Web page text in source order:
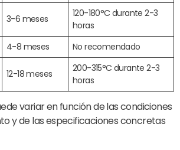
3-6 meses
120-180°C durante 2-3
horas
4-8 meses
No recomendado
12-18 meses
200-315°C durante 2-3
horas
variar en función de las condiciones
y de las especificaciones concretas